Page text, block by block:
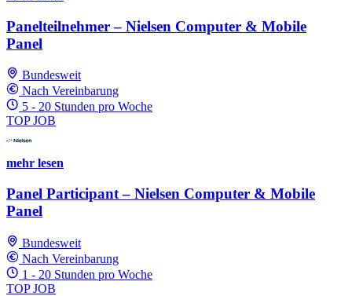
Panelteilnehmer – Nielsen Computer & Mobile
Panel
Bundesweit
Nach Vereinbarung
5 - 20 Stunden pro Woche
TOP JOB
mehr lesen
Panel Participant – Nielsen Computer & Mobile
Panel
Bundesweit
Nach Vereinbarung
1 - 20 Stunden pro Woche
TOP JOB